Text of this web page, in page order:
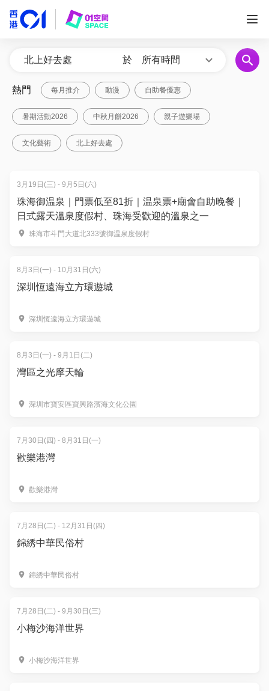
於 所有時間
熱門 每月推介 動漫 自助餐優惠
暑期活動2026 中秋月餅2026 親子遊樂場
文化藝術 北上好去處
3月19日(三) - 9月5日(六)
珠海御温泉｜門票低至81折｜温泉票+廟會自助晚餐｜
日式露天溫泉度假村、珠海受歡迎的溫泉之一
珠海市斗門大道北333號御温泉度假村
8月3日(一) - 10月31日(六)
深圳恆遠海立方環遊城
深圳恆遠海立方環遊城
8月3日(一) - 9月1日(二)
灣區之光摩天輪
深圳市寶安區寶興路濱海文化公園
7月30日(四) - 8月31日(一)
歡樂港灣
歡樂港灣
7月28日(二) - 12月31日(四)
錦綉中華民俗村
錦綉中華民俗村
7月28日(二) - 9月30日(三)
小梅沙海洋世界
小梅沙海洋世界